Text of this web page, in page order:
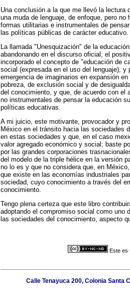
Una conclusión a la que me llevó la lectura
una muda de lenguaje, de enfoque, pero
formas utilitarias e instrumentales de
las políticas públicas de carácter educativo.
La llamada "Unesquización" de la
abandonando en el discurso oficial; el
incorporado el concepto de "educación de
social (expresada en el uso del lenguaje),
emergencia de imaginarios en expansión
pobreza, de exclusión social y de
del conocimiento, y que, de acuerdo con el
no instrumentales de pensar la educación
políticas educativas.
A mi juicio, este motivante, provocador y
México en el tránsito hacia las sociedades
en estas sociedades y que, en el caso
valor agregado económico y social; baste
por las grandes corporaciones
del modelo de la triple hélice en la versión
no lo es y que no considera que, en
que existe en las economías industriales
sociedad, cuyo conocimiento a través del
conocimiento.
Tengo plena certeza que este libro
adoptando el compromiso social como uno
las sociedades del conocimiento, aspecto
Este es
Calle Tenayuca 200, Colonia Santa